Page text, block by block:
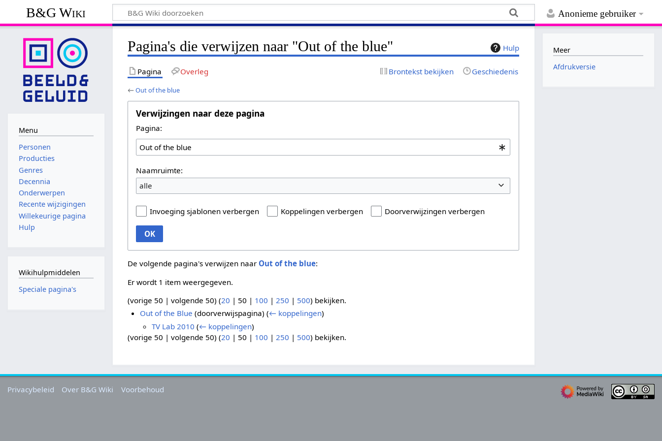
Anonieme gebruiker
B&G Wiki
Hulp
Pagina's die verwijzen naar "Out of the blue"
Pagina Overleg Brontekst bekijken Geschiedenis
←Out of the blue
Verwijzingen naar deze pagina
Pagina:
Naamruimte:
alle
Invoeging sjablonen verbergen Koppelingen verbergen Doorverwijzingen verbergen
OK
De volgende pagina's verwijzen naar Out of the blue:
Er wordt 1 item weergegeven.
(vorige 50 |volgende 50) (20 | 50 | 100 | 250 | 500) bekijken.
Out of the Blue (doorverwijspagina) (← koppelingen)
TV Lab 2010 (← koppelingen)
(vorige 50 |volgende 50) (20 | 50 | 100 | 250 | 500) bekijken.
Menu
Personen
Producties
Genres
Decennia
Onderwerpen
Recente wijzigingen
Willekeurige pagina
Hulp
Wikihulpmiddelen
Speciale pagina's
Meer
Afdrukversie
Privacybeleid Over B&G Wiki Voorbehoud